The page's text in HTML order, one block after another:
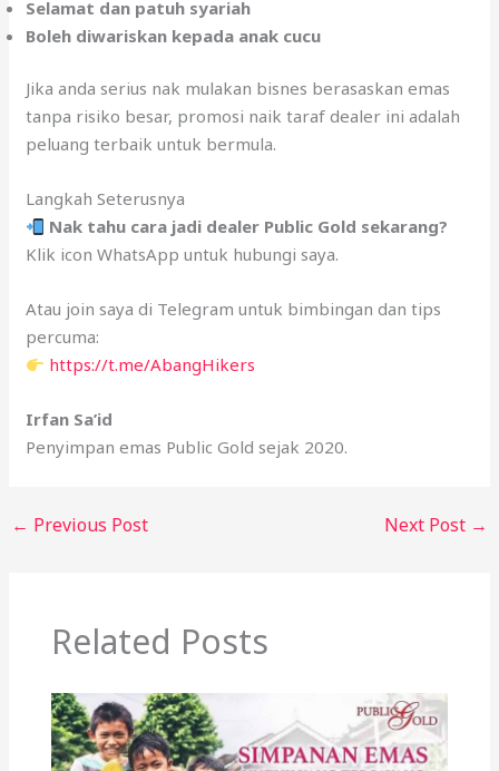
Selamat dan patuh syariah
Boleh diwariskan kepada anak cucu
Jika anda serius nak mulakan bisnes berasaskan emas
tanpa risiko besar, promosi naik taraf dealer ini adalah
peluang terbaik untuk bermula.
Langkah Seterusnya
Nak tahu cara jadi dealer Public Gold sekarang?
Klik icon WhatsApp untuk hubungi saya.
Atau join saya di Telegram untuk bimbingan dan tips
percuma:
https://t.me/AbangHikers
Irfan Sa’id
Penyimpan emas Public Gold sejak 2020.
← Previous Post Next Post →
Related Posts